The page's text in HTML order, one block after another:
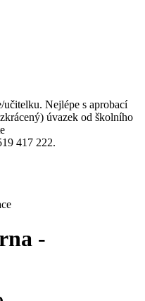
Nejlépe s aprobací
úvazek od školního
417 222.
-